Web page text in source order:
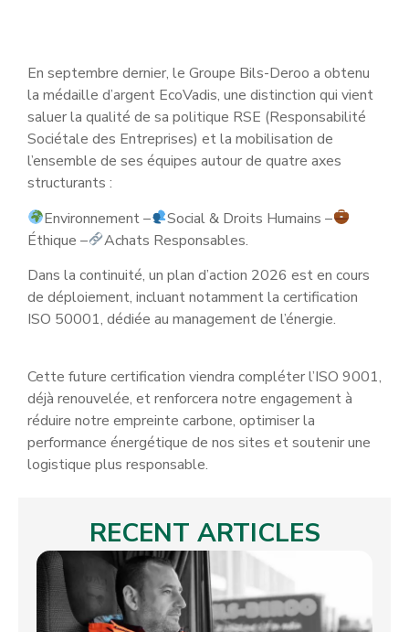
En septembre dernier, le Groupe Bils-Deroo a obtenu
la médaille d’argent EcoVadis, une distinction qui vient
saluer la qualité de sa politique RSE (Responsabilité
Sociétale des Entreprises) et la mobilisation de
l’ensemble de ses équipes autour de quatre axes
structurants :
Environnement –
Social & Droits Humains –
Éthique –
Achats Responsables.
Dans la continuité, un plan d’action 2026 est en cours
de déploiement, incluant notamment la certification
ISO 50001, dédiée au management de l’énergie.
Cette future certification viendra compléter l’ISO 9001,
déjà renouvelée, et renforcera notre engagement à
réduire notre empreinte carbone, optimiser la
performance énergétique de nos sites et soutenir une
logistique plus responsable.
RECENT ARTICLES